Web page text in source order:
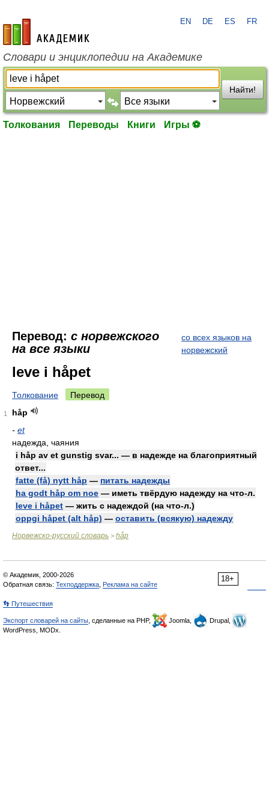
academic.ru
EN DE ES FR
Словари и энциклопедии на Академике
Найти!
Толкования Переводы Книги Игры ⚽
Перевод: с норвежского
на все языки
со всех языков на
норвежский
leve i håpet
Толкование Перевод
1
håp
- et
надежда, чаяния
i håp av et gunstig svar... — в надежде на благоприятный
ответ...
fatte (få) nytt håp — питать надежды
ha godt håp om noe — иметь твёрдую надежду на что-л.
leve i håpet — жить с надеждой (на что-л.)
oppgi håpet (alt håp) — оставить (всякую) надежду
Норвежско-русский словарь > håp
18+
© Академик, 2000-2026
Обратная связь: Техподдержка Реклама на сайте
👣 Путешествия
Экспорт словарей на сайты , сделанные на PHP, Joomla,
Drupal,
WordPress, MODx.